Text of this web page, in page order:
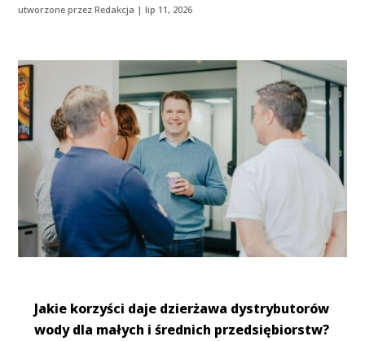
utworzone przezRedakcja |lip 11, 2026
Jakie korzyści daje dzierżawa dystrybutorów
wody dla małych i średnich przedsiębiorstw?